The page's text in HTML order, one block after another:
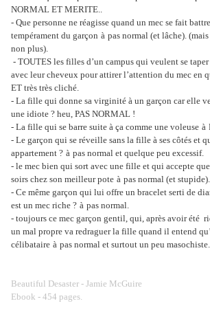
NORMAL ET MERITE..
- Que personne ne réagisse quand un mec se fait
tempérament du garçon à pas normal (et lâche).
non plus).
- TOUTES les filles d’un campus qui veulent se
avec leur cheveux pour attirer l’attention du mec en
ET très très cliché.
- La fille qui donne sa virginité à un garçon car elle
une idiote ? heu, PAS NORMAL !
- La fille qui se barre suite à ça comme une voleuse à
- Le garçon qui se réveille sans la fille à ses côtés et
appartement ? à pas normal et quelque peu excessif.
- le mec bien qui sort avec une fille et qui accepte
soirs chez son meilleur pote à pas normal (et stupide).
- Ce même garçon qui lui offre un bracelet serti de
est un mec riche ? à pas normal.
- toujours ce mec garçon gentil, qui, après avoir été
un mal propre va redraguer la fille quand il entend
célibataire à pas normal et surtout un peu masochiste.
Beautiful Desaster - Jamie McGuire
Ebook - 454 pages.